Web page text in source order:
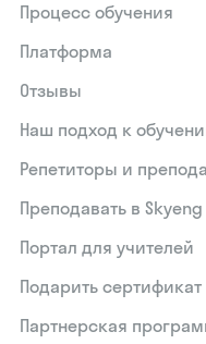
Процесс обучения
Платформа
Отзывы
Наш подход к
Репетиторы и
Преподавать в Skyeng
Портал для учителей
Подарить сертификат
Партнерская